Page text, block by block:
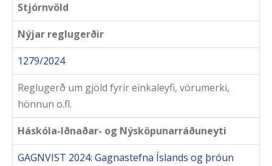
Stjórnvöld
Nýjar reglugerðir
1279/2024
Reglugerð um gjöld fyrir einkaleyfi, vörumerki,
hönnun o.fl.
Háskóla-Iðnaðar- og Nýsköpunarráðuneyti
GAGNVIST 2024: Gagnastefna Íslands og þróun